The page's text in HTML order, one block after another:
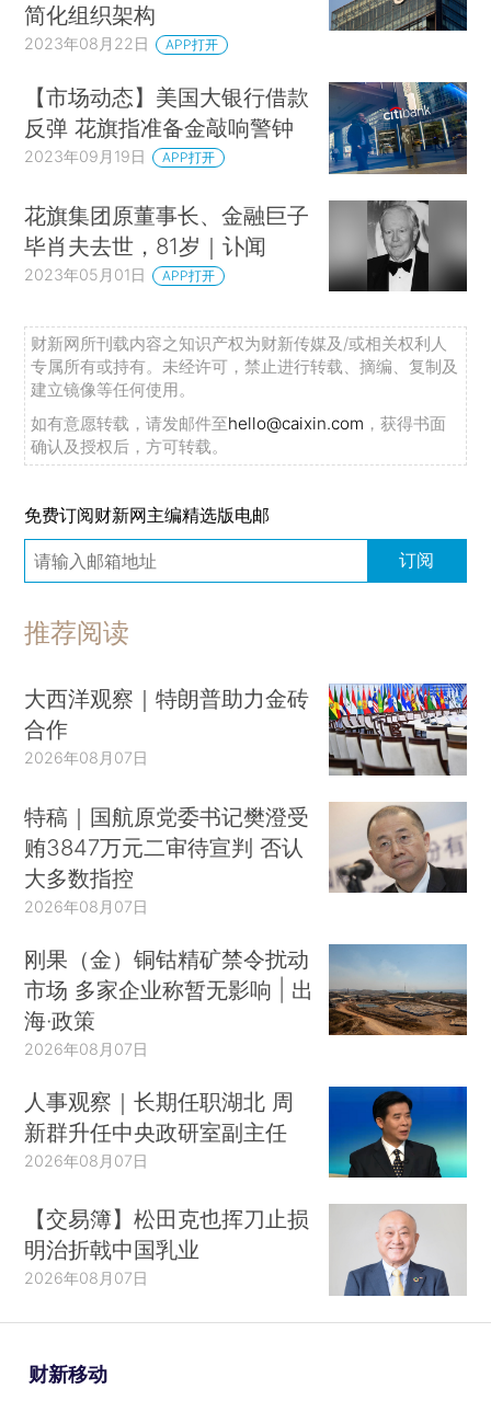
简化组织架构
2023年08月22日 APP打开
【市场动态】美国大银行借款
反弹 花旗指准备金敲响警钟
2023年09月19日 APP打开
花旗集团原董事长、金融巨子
毕肖夫去世，81岁｜讣闻
2023年05月01日 APP打开
财新网所刊载内容之知识产权为财新传媒及/或相关权利人
专属所有或持有。未经许可，禁止进行转载、摘编、复制及
建立镜像等任何使用。
如有意愿转载，请发邮件至hello@caixin.com ，获得书面
确认及授权后，方可转载。
免费订阅财新网主编精选版电邮
订阅
推荐阅读
大西洋观察｜特朗普助力金砖
合作
2026年08月07日
特稿｜国航原党委书记樊澄受
贿3847万元二审待宣判 否认
大多数指控
2026年08月07日
刚果（金）铜钴精矿禁令扰动
市场 多家企业称暂无影响 | 出
海·政策
2026年08月07日
人事观察｜长期任职湖北 周
新群升任中央政研室副主任
2026年08月07日
【交易簿】松田克也挥刀止损
明治折戟中国乳业
2026年08月07日
财新移动